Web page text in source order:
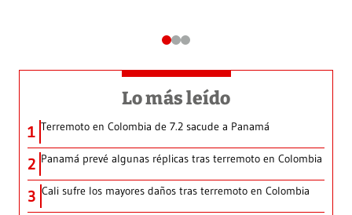
Lo más leído
1 Terremoto en Colombia de 7.2 sacude a Panamá
2 Panamá prevé algunas réplicas tras terremoto en Colombia
3 Cali sufre los mayores daños tras terremoto en Colombia